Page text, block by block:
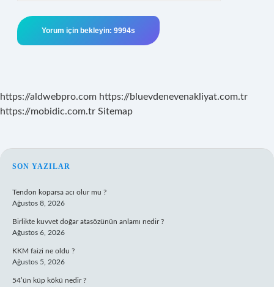
https://aldwebpro.com https://bluevdenevenakliyat.com.tr
https://mobidic.com.tr Sitemap
SIDEBAR
SON YAZILAR
Tendon koparsa acı olur mu ?
Ağustos 8, 2026
Birlikte kuvvet doğar atasözünün anlamı nedir ?
Ağustos 6, 2026
KKM faizi ne oldu ?
Ağustos 5, 2026
54’ün küp kökü nedir ?